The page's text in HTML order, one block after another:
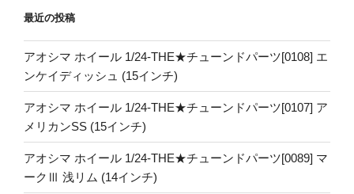
最近の投稿
アオシマ ホイール 1/24-THE★チューンドパーツ[0108] エ
ンケイディッシュ (15インチ)
アオシマ ホイール 1/24-THE★チューンドパーツ[0107] ア
メリカンSS (15インチ)
アオシマ ホイール 1/24-THE★チューンドパーツ[0089] マ
ークⅢ 浅リム (14インチ)